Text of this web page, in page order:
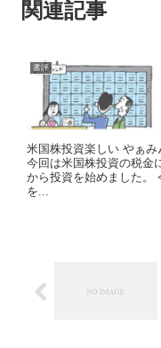
関連記事
書評
米国株投資楽しい やぁ
今回は米国株投資の税金
から投資を始めました。
を...